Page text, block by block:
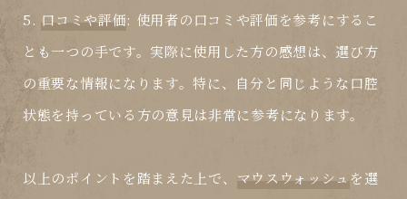
5. 口コミや評価: 使用者の口コミや評価を参考にするこ
とも一つの手です。実際に使用した方の感想は、選び方
の重要な情報になります。特に、自分と同じような口腔
状態を持っている方の意見は非常に参考になります。
以上のポイントを踏まえた上で、 マウスウォッシュ を選